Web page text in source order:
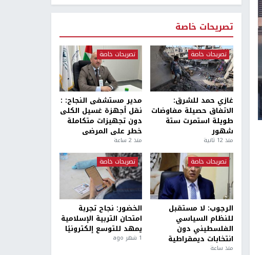
تصريحات خاصة
تصريحات خاصة
غازي حمد للشرق:
الاتفاق حصيلة مفاوضات
طويلة استمرت ستة
شهور
منذ 12 ثانية
تصريحات خاصة
مدير مستشفى النجاح: :
نقل أجهزة غسيل الكلى
دون تجهيزات متكاملة
خطر على المرضى
منذ 2 ساعة
تصريحات خاصة
الرجوب: لا مستقبل
للنظام السياسي
الفلسطيني دون
انتخابات ديمقراطية
منذ ساعة
تصريحات خاصة
الخضور: نجاح تجربة
امتحان التربية الإسلامية
يمهد للتوسع إلكترونيًا
1 شهر ago